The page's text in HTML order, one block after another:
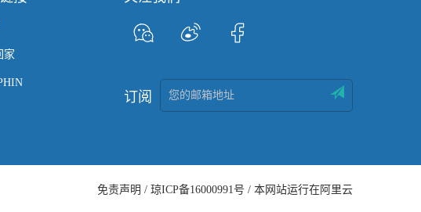
家
订阅
免责声明 / 琼ICP备16000991号 / 本网站运行在阿里云